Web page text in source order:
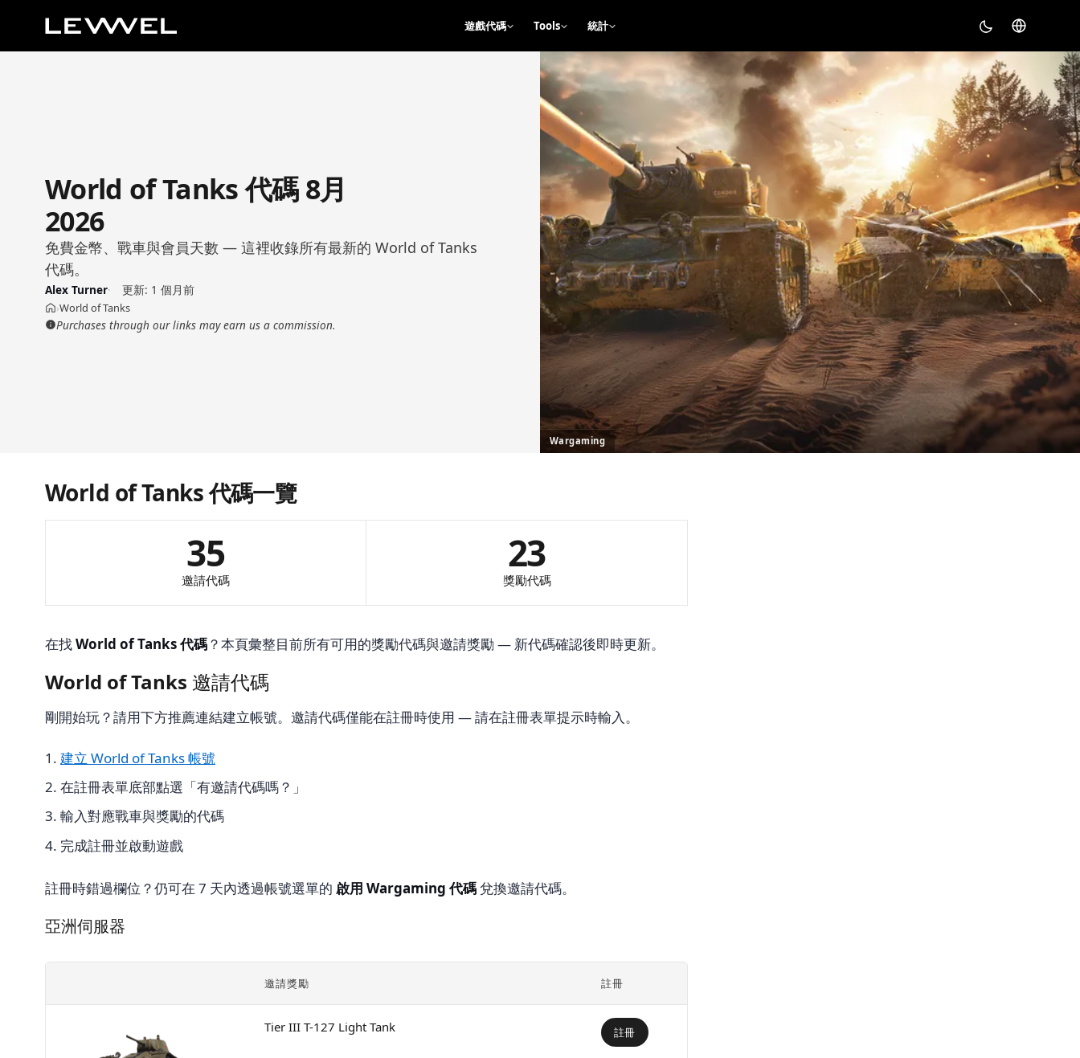
遊戲代碼 Tools 統計
World of Tanks 代碼 8月
2026
免費金幣、戰車與會員天數 — 這裡收錄所有最新的 World of Tanks
代碼。
Alex Turner 更新: 1 個月前
首頁
›World of Tanks
Purchases through our links may earn us a commission.
Wargaming
World of Tanks 代碼一覽
35
邀請代碼
23
獎勵代碼
在找World of Tanks 代碼？本頁彙整目前所有可用的獎勵代碼與邀請獎勵 — 新代碼確認後即時更新。
World of Tanks 邀請代碼
剛開始玩？請用下方推薦連結建立帳號。邀請代碼僅能在註冊時使用 — 請在註冊表單提示時輸入。
建立 World of Tanks 帳號
在註冊表單底部點選「有邀請代碼嗎？」
輸入對應戰車與獎勵的代碼
完成註冊並啟動遊戲
註冊時錯過欄位？仍可在 7 天內透過帳號選單的 啟用 Wargaming 代碼兌換邀請代碼。
亞洲伺服器
邀請獎勵 註冊
Tier III T-127 Light Tank 註冊